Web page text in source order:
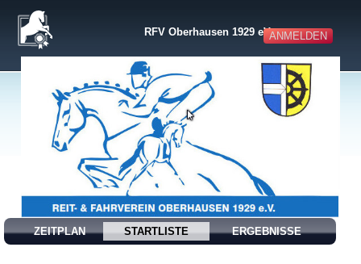
ANMELDEN
RFV Oberhausen 1929 eV
ZEITPLAN STARTLISTE ERGEBNISSE